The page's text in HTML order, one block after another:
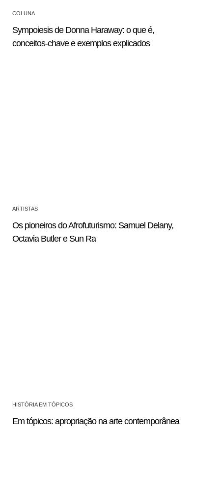
COLUNA
Sympoiesis de Donna Haraway: o que é,
conceitos-chave e exemplos explicados
ARTISTAS
Os pioneiros do Afrofuturismo: Samuel Delany,
Octavia Butler e Sun Ra
HISTÓRIA EM TÓPICOS
Em tópicos: apropriação na arte contemporânea